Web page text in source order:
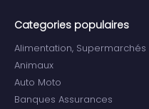
Categories populaires
Alimentation, Supermarchés
Animaux
Auto Moto
Banques Assurances